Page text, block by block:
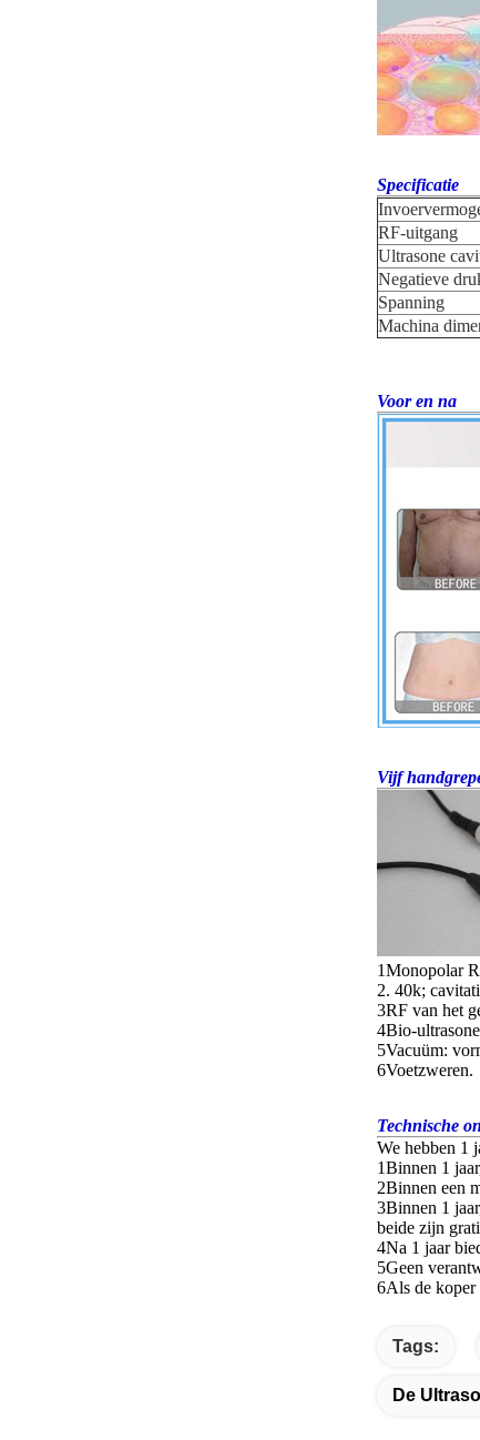
Specificatie
RF-uitgang
Ultrasone
Negatieve
Spanning
Machina
Voor en na
Vijf
1Monopolar
2. 40k;
3RF van het
4Bio-
5Vacuüm:
6Voetzweren.
Technische
We hebben 1
1Binnen 1
2Binnen een
3Binnen 1
beide zijn
4Na 1 jaar
5Geen
6Als de koper
Tags:
De